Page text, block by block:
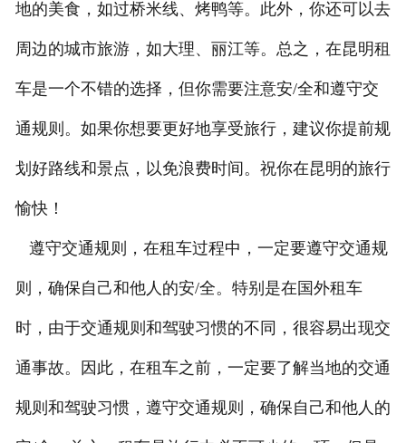
地的美食，如过桥米线、烤鸭等。此外，你还可以去
周边的城市旅游，如大理、丽江等。总之，在昆明租
车是一个不错的选择，但你需要注意安/全和遵守交
通规则。如果你想要更好地享受旅行，建议你提前规
划好路线和景点，以免浪费时间。祝你在昆明的旅行
愉快！
遵守交通规则，在租车过程中，一定要遵守交通规
则，确保自己和他人的安/全。特别是在国外租车
时，由于交通规则和驾驶习惯的不同，很容易出现交
通事故。因此，在租车之前，一定要了解当地的交通
规则和驾驶习惯，遵守交通规则，确保自己和他人的